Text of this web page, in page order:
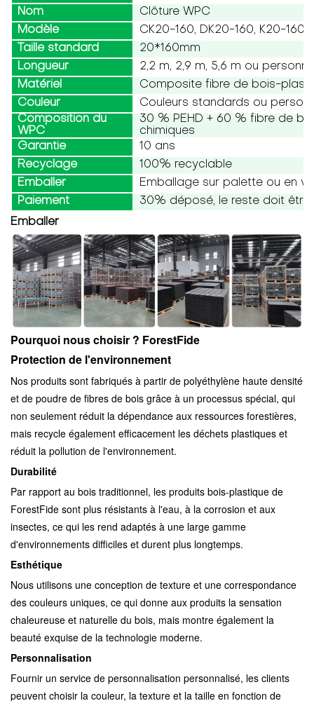
Nom
Clôture WPC
Modèle
CK20-160, DK20-160, K20-160,
Taille standard
20*160mm
Longueur
2,2 m, 2,9 m, 5,6 m ou
Matériel
Composite fibre de bois-
Couleur
Couleurs standards ou
Composition du
WPC
30 % PEHD + 60 % fibre de
chimiques
Garantie
10 ans
Recyclage
100% recyclable
Emballer
Emballage sur palette ou en
Paiement
30% déposé, le reste doit
Emballer
Pourquoi nous choisir ? ForestFide
Protection de l'environnement
Nos produits sont fabriqués à partir de polyéthylène haute densité
et de poudre de fibres de bois grâce à un processus spécial, qui
non seulement réduit la dépendance aux ressources forestières,
mais recycle également efficacement les déchets plastiques et
réduit la pollution de l'environnement.
Durabilité
Par rapport au bois traditionnel, les produits bois-plastique de
ForestFide sont plus résistants à l'eau, à la corrosion et aux
insectes, ce qui les rend adaptés à une large gamme
d'environnements difficiles et durent plus longtemps.
Esthétique
Nous utilisons une conception de texture et une correspondance
des couleurs uniques, ce qui donne aux produits la sensation
chaleureuse et naturelle du bois, mais montre également la
beauté exquise de la technologie moderne.
Personnalisation
Fournir un service de personnalisation personnalisé, les clients
peuvent choisir la couleur, la texture et la taille en fonction de